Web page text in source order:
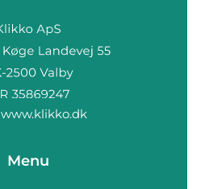
www.klikko.dk
Menu